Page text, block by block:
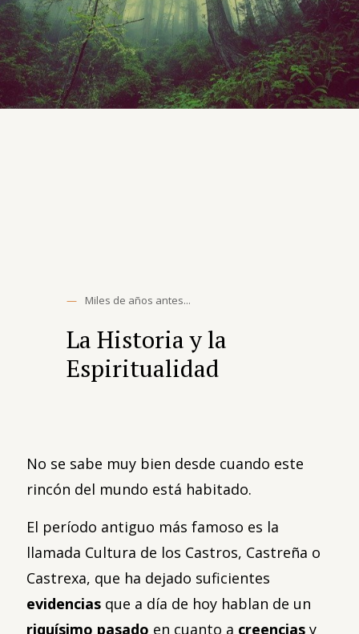
— Miles de años antes...
La Historia y la
Espiritualidad
No se sabe muy bien desde cuando este
rincón del mundo está habitado.
El período antiguo más famoso es la
llamada Cultura de los Castros, Castreña o
Castrexa, que ha dejado suficientes
evidencias que a día de hoy hablan de un
riquísimo pasado en cuanto a creencias y